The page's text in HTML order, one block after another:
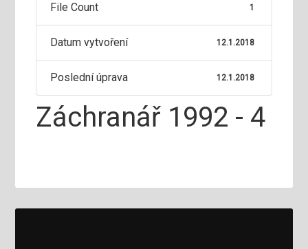
File Count 1
Datum vytvoření 12.1.2018
Poslední úprava 12.1.2018
Záchranář 1992 - 4